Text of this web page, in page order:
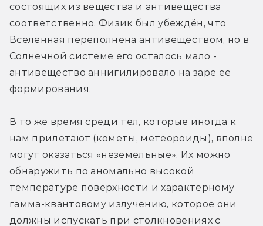
состоящих из вещества и антивещества
соответственно. Физик был убеждён, что
Вселенная переполнена антивеществом, но в
Солнечной системе его осталось мало -
антивещество аннигилировало на заре ее
формирования.
В то же время среди тел, которые иногда к
нам прилетают (кометы, метеороиды), вполне
могут оказаться «неземельные». Их можно
обнаружить по аномально высокой
температуре поверхности и характерному
гамма-квантовому излучению, которое они
должны испускать при столкновениях с